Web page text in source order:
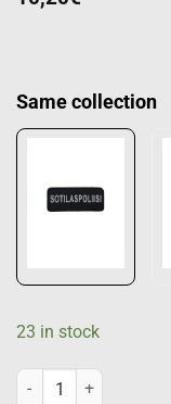
Same collection
23 in stock
SOTILASPOLIISI